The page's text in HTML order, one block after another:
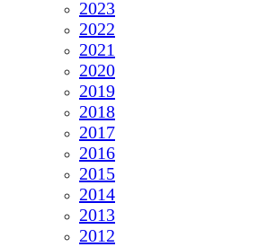
2023
2022
2021
2020
2019
2018
2017
2016
2015
2014
2013
2012